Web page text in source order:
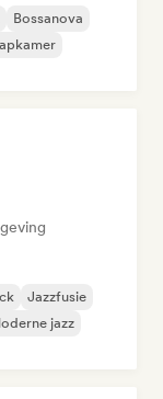
Bossanova
Jazzfusie
jazz